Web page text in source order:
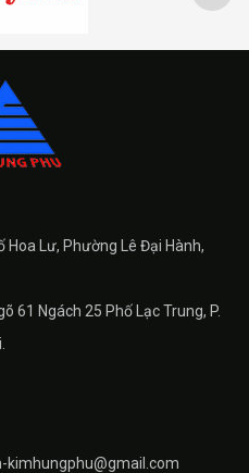
Hoa Lư, Phường Lê Đại Hành,
61 Ngách 25 Phố Lạc Trung, P.